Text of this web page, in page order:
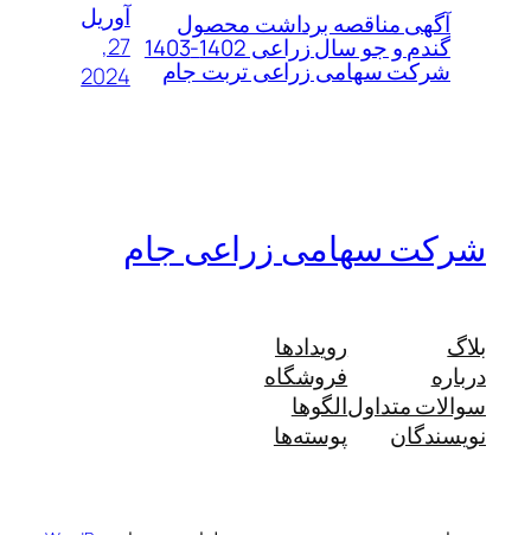
آگهی مناقصه برداشت محصول
گندم و جو سال زراعی 1402-1403
شرکت سهامی زراعی تربت جام
آوریل
27,
2024
شرکت سهامی زراعی جام
بلاگ
درباره
سوالات متداول
نویسندگان
رویدادها
فروشگاه
الگوها
پوسته‌ها